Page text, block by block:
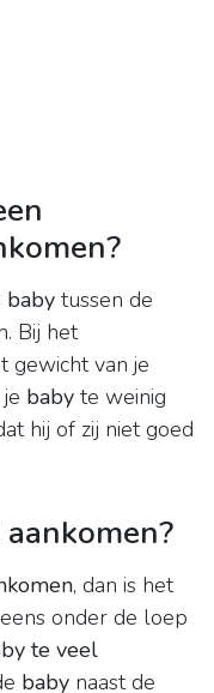
baby tussen de
Bij het
gewicht van je
baby te weinig
hij of zij niet goed
, dan is het
onder de loep
te veel
baby naast de